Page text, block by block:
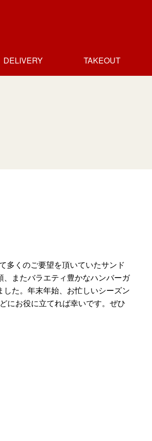
DELIVERY TAKEOUT
多くのご要望を頂いていたサンド
またバラエティ豊かなハンバーガ
た。年末年始、お忙しいシーズン
にお役に立てれば幸いです。ぜひ